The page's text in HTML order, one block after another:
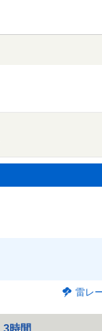
雷レ
3時間